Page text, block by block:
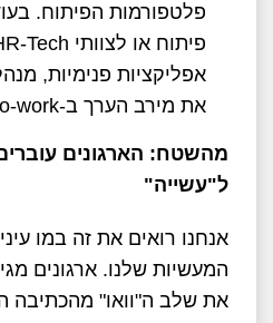
פלטפורמות הפיתוח.
את מירב הערך ב-Claude Co-work.
מהשטח: הארגונים
ל"עשייה"
המעשיות שלנו. ארגונים
את שלב ה"וואו" מהכתיבה